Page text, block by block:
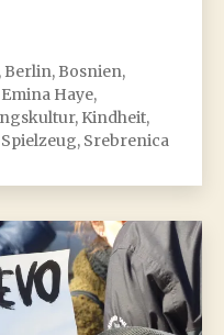
, Berlin, Bosnien,
Emina Haye,
, Kindheit,
Spielzeug, Srebrenica